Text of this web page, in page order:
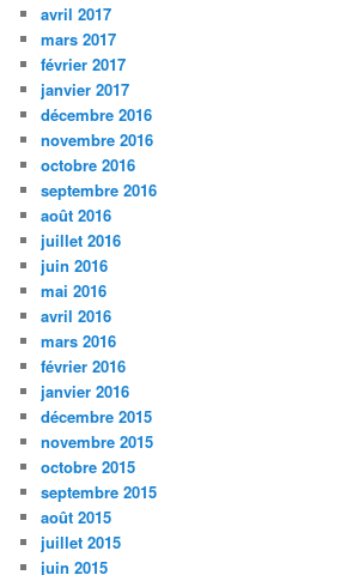
avril 2017
mars 2017
février 2017
janvier 2017
décembre 2016
novembre 2016
octobre 2016
septembre 2016
août 2016
juillet 2016
juin 2016
mai 2016
avril 2016
mars 2016
février 2016
janvier 2016
décembre 2015
novembre 2015
octobre 2015
septembre 2015
août 2015
juillet 2015
juin 2015